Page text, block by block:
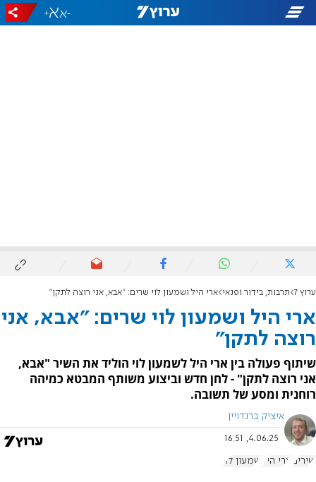
-
+
ערוץ 7 תרבות, בידור ופנאי ארי היל ושמעון לוי שרים: "אבא, אני רוצה לתקן"
ארי היל ושמעון לוי שרים: "אבא, אני
רוצה לתקן"
שיתוף פעולה בין ארי היל לשמעון לוי הוליד את השיר "אבא,
אני רוצה לתקן" - לחן חדש וביצוע משותף המבטא כמיהה
רוחנית ומסע של תשובה.
איציק ברנדויין
4.06.25, 16:51
שירים ארי היל שמעון לוי